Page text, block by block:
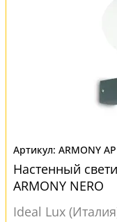
ARMONY
Настенный
ARMONY NERO
Ideal Lux